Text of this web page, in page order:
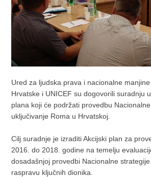
Ured za ljudska prava i nacionalne
Hrvatske i UNICEF su dogovorili suradnju
plana koji će podržati provedbu
uključivanje Roma u Hrvatskoj.
Cilj suradnje je izraditi Akcijski plan za
2016. do 2018. godine na temelju
dosadašnjoj provedbi Nacionalne
raspravu ključnih dionika.